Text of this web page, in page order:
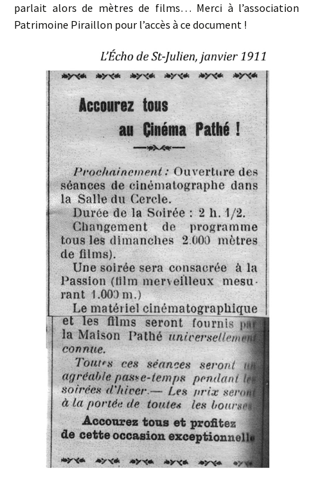
parlait alors de mètres de films… Merci à l’association
Patrimoine Piraillon pour l’accès à ce document !